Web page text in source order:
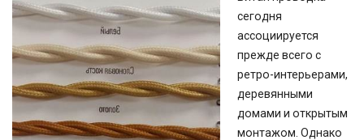
сегодня
ассоциируется
прежде всего с
ретро-интерьерами,
деревянными
домами и открытым
монтажом. Однако